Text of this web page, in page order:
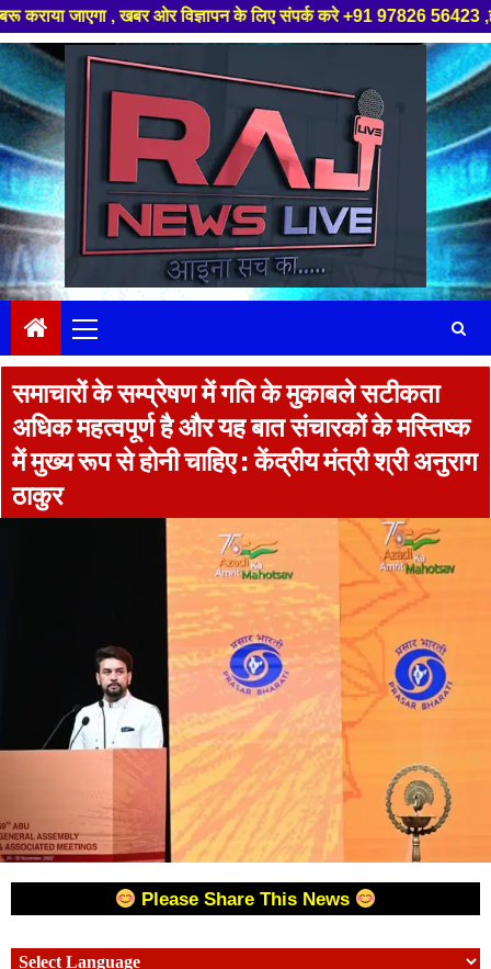
ओर विज्ञापन के लिए संपर्क करे +91 97826 56423 ,हमारे यूट्यूब चैनल
Skip
to
content
Menu
समाचारों के सम्‍प्रेषण में गति के मुकाबले सटीकता
अधिक महत्वपूर्ण है और यह बात संचारकों के मस्तिष्‍क
में मुख्‍य रूप से होनी चाहिए : केंद्रीय मंत्री श्री अनुराग
ठाकुर
Please Share This News